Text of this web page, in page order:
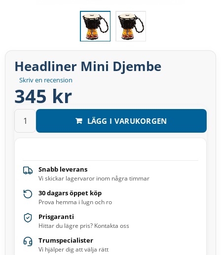
Skriv en recension
Headliner Mini Djembe
345 kr
LÄGG I VARUKORGEN
Snabb leverans
Vi skickar lagervaror inom några timmar
30 dagars öppet köp
Prova hemma i lugn och ro
Prisgaranti
Hittar du lägre pris? Kontakta oss
Trumspecialister
Vi hjälper dig att välja rätt